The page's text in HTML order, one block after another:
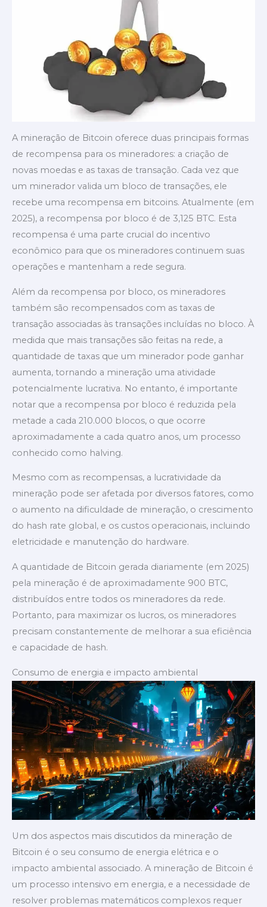
A mineração de Bitcoin oferece duas principais formas
de recompensa para os mineradores: a criação de
novas moedas e as taxas de transação. Cada vez que
um minerador valida um bloco de transações, ele
recebe uma recompensa em bitcoins. Atualmente (em
2025), a recompensa por bloco é de 3,125 BTC. Esta
recompensa é uma parte crucial do incentivo
econômico para que os mineradores continuem suas
operações e mantenham a rede segura.
Além da recompensa por bloco, os mineradores
também são recompensados com as taxas de
transação associadas às transações incluídas no bloco. À
medida que mais transações são feitas na rede, a
quantidade de taxas que um minerador pode ganhar
aumenta, tornando a mineração uma atividade
potencialmente lucrativa. No entanto, é importante
notar que a recompensa por bloco é reduzida pela
metade a cada 210.000 blocos, o que ocorre
aproximadamente a cada quatro anos, um processo
conhecido como halving.
Mesmo com as recompensas, a lucratividade da
mineração pode ser afetada por diversos fatores, como
o aumento na dificuldade de mineração, o crescimento
do hash rate global, e os custos operacionais, incluindo
eletricidade e manutenção do hardware.
A quantidade de Bitcoin gerada diariamente (em 2025)
pela mineração é de aproximadamente 900 BTC,
distribuídos entre todos os mineradores da rede.
Portanto, para maximizar os lucros, os mineradores
precisam constantemente de melhorar a sua eficiência
e capacidade de hash.
Consumo de energia e impacto ambiental
Um dos aspectos mais discutidos da mineração de
Bitcoin é o seu consumo de energia elétrica e o
impacto ambiental associado. A mineração de Bitcoin é
um processo intensivo em energia, e a necessidade de
resolver problemas matemáticos complexos requer